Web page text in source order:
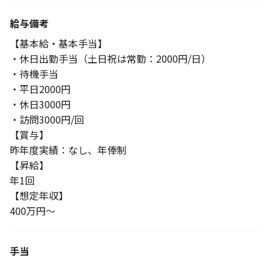
給与備考
【基本給・基本手当】
・休日出勤手当（土日祝は常勤：2000円/日）
・待機手当
・平日2000円
・休日3000円
・訪問3000円/回
【賞与】
昨年度実績：なし、年俸制
【昇給】
年1回
【想定年収】
400万円～
手当